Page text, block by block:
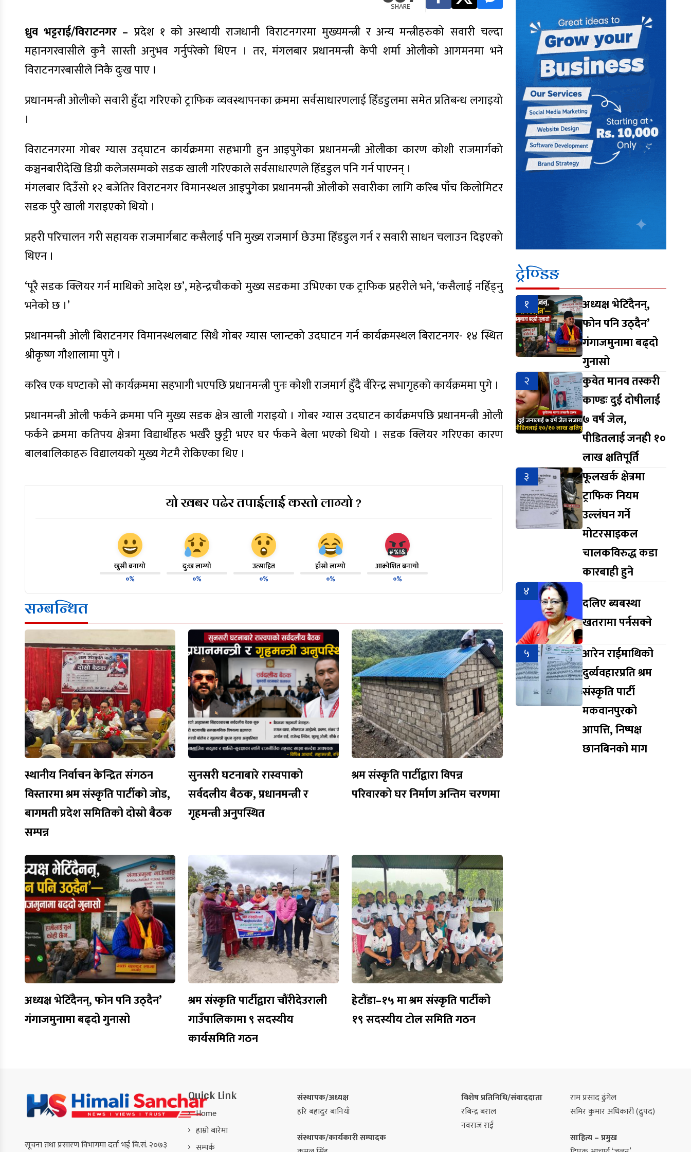
SHARE
ध्रुव भट्टराई/विराटनगर – प्रदेश १ को अस्थायी राजधानी विराटनगरमा मुख्यमन्त्री र अन्य मन्त्रीहरुको सवारी चल्दा
महानगरवासीले कुनै सास्ती अनुभव गर्नुपरेको थिएन । तर, मंगलबार प्रधानमन्त्री केपी शर्मा ओलीको आगमनमा भने
विराटनगरबासीले निकै दुःख पाए ।
प्रधानमन्त्री ओलीको सवारी हुँदा गरिएको ट्राफिक व्यवस्थापनका क्रममा सर्वसाधारणलाई हिँडडुलमा समेत प्रतिबन्ध लगाइयो
।
विराटनगरमा गोबर ग्यास उद्घाटन कार्यक्रममा सहभागी हुन आइपुगेका प्रधानमन्त्री ओलीका कारण कोशी राजमार्गको
कञ्चनबारीदेखि डिग्री कलेजसम्मको सडक खाली गरिएकाले सर्वसाधारणले हिँडडुल पनि गर्न पाएनन् ।
मंगलबार दिउँसो १२ बजेतिर विराटनगर विमानस्थल आइपु्गेका प्रधानमन्त्री ओलीको सवारीका लागि करिब पाँच किलोमिटर
सडक पुरै खाली गराइएको थियो ।
प्रहरी परिचालन गरी सहायक राजमार्गबाट कसैलाई पनि मुख्य राजमार्ग छेउमा हिँडडुल गर्न र सवारी साधन चलाउन दिइएको
थिएन ।
‘पूरै सडक क्लियर गर्न माथिको आदेश छ’, महेन्द्रचौकको मुख्य सडकमा उभिएका एक ट्राफिक प्रहरीले भने, ‘कसैलाई नहिँड्नु
भनेको छ ।’
प्रधानमन्त्री ओली बिराटनगर विमानस्थलबाट सिधै गोबर ग्यास प्लान्टको उदघाटन गर्न कार्यक्रमस्थल बिराटनगर- १४ स्थित
श्रीकृष्ण गौशालामा पुगे ।
करिव एक घण्टाको सो कार्यक्रममा सहभागी भएपछि प्रधानमन्त्री पुनः कोशी राजमार्ग हुँदै वीरेन्द्र सभागृहको कार्यक्रममा पुगे ।
प्रधानमन्त्री ओली फर्कने क्रममा पनि मुख्य सडक क्षेत्र खाली गराइयो । गोबर ग्यास उदघाटन कार्यक्रमपछि प्रधानमन्त्री ओली
फर्कने क्रममा कतिपय क्षेत्रमा विद्यार्थीहरु भर्खरै छुट्टी भएर घर र्फकने बेला भएको थियो । सडक क्लियर गरिएका कारण
बालबालिकाहरु विद्यालयको मुख्य गेटमै रोकिएका थिए ।
यो खबर पढेर तपाईलाई कस्तो लाग्यो ?
खुसी बनायो
०%
दु:ख लाग्यो
०%
उत्साहित
०%
हाँसो लाग्यो
०%
आक्रोशित बनायो
०%
सम्बन्धित
स्थानीय निर्वाचन केन्द्रित संगठन
विस्तारमा श्रम संस्कृति पार्टीको जोड,
बागमती प्रदेश समितिको दोस्रो बैठक
सम्पन्न
सुनसरी घटनाबारे रास्वपाको
सर्वदलीय बैठक, प्रधानमन्त्री र
गृहमन्त्री अनुपस्थित
श्रम संस्कृति पार्टीद्वारा विपन्न
परिवारको घर निर्माण अन्तिम चरणमा
अध्यक्ष भेटिँदैनन्, फोन पनि उठ्दैन’
गंगाजमुनामा बढ्दो गुनासो
श्रम संस्कृति पार्टीद्वारा चौंरीदेउराली
गाउँपालिकामा ९ सदस्यीय
कार्यसमिति गठन
हेटौंडा–१५ मा श्रम संस्कृति पार्टीको
१९ सदस्यीय टोल समिति गठन
ट्रेण्डिङ
१
अध्यक्ष भेटिँदैनन्,
फोन पनि उठ्दैन’
गंगाजमुनामा बढ्दो
गुनासो
२
कुवेत मानव तस्करी
काण्डः दुई दोषीलाई
७ वर्ष जेल,
पीडितलाई जनही १०
लाख क्षतिपूर्ति
३
फूलखर्क क्षेत्रमा
ट्राफिक नियम
उल्लंघन गर्ने
मोटरसाइकल
चालकविरुद्ध कडा
कारबाही हुने
४
दलिए ब्यबस्था
खतरामा पर्नसक्ने
५
आरेन राईमाथिको
दुर्व्यवहारप्रति श्रम
संस्कृति पार्टी
मकवानपुरको
आपत्ति, निष्पक्ष
छानबिनको माग
सूचना तथा प्रसारण विभागमा दर्ता भई बि.सं. २०७३
Quick Link
Home
हाम्रो बारेमा
सम्पर्क
संस्थापक/अध्यक्ष
हरि बहादुर बानियाँ
संस्थापक/कार्यकारी सम्पादक
विशेष प्रतिनिधि/संवाददाता
रबिन्द्र बराल
नवराज राई
राम प्रसाद ढुंगेल
समिर कुमार अधिकारी (द्रुपद)
साहित्य – प्रमुख